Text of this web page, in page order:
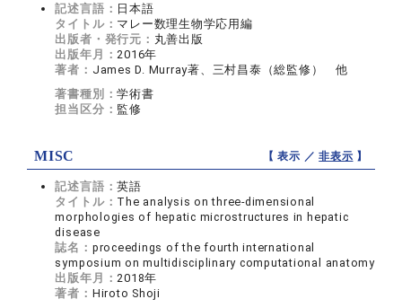
記述言語： 日本語
タイトル： マレー数理生物学応用編
出版者・発行元： 丸善出版
出版年月：2016年
著者： James D. Murray著、三村昌泰（総監修） 他
著書種別：学術書
担当区分： 監修
MISC 【 表示 ／非表示 】
記述言語：英語
タイトル： The analysis on three-dimensional
morphologies of hepatic microstructures in hepatic
disease
誌名： proceedings of the fourth international
symposium on multidisciplinary computational anatomy
出版年月：2018年
著者： Hiroto Shoji